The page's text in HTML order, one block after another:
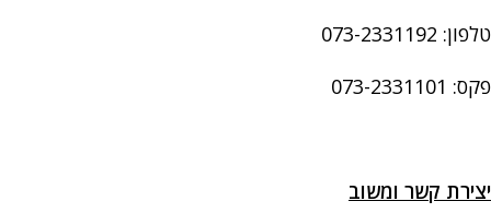
טלפון: 073-2331192
פקס: 073-2331101
יצירת קשר ומשוב